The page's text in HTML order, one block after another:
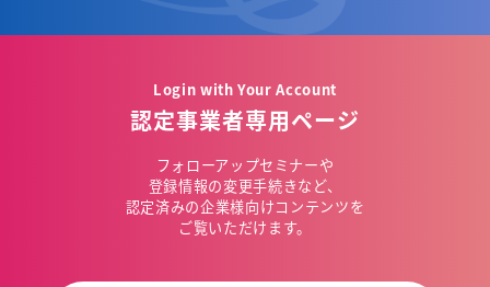
Login with Your Account
認定事業者専用ページ
フォローアップセミナーや
登録情報の変更手続きなど、
認定済みの企業様向けコンテンツを
ご覧いただけます。